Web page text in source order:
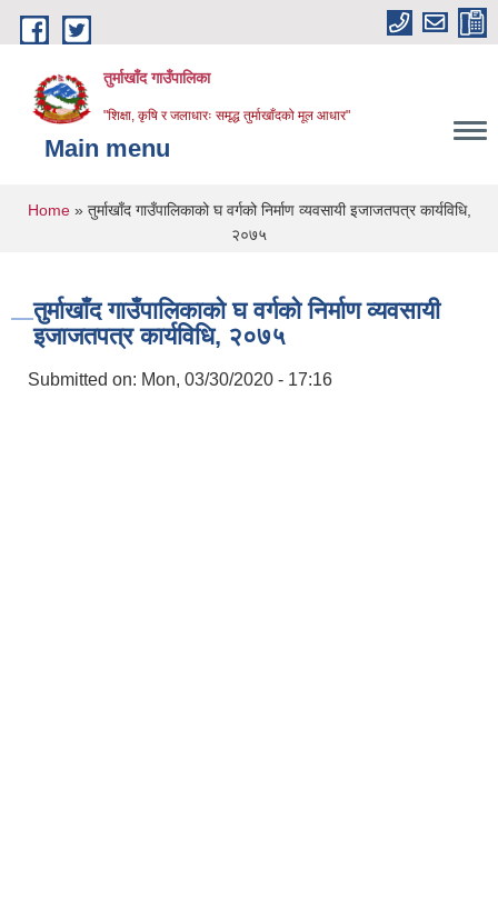
Skip to main content
तुर्माखाँद गाउँपालिका
"शिक्षा, कृषि र जलाधारः समृद्ध तुर्माखाँदको मूल आधार"
Main menu
You are here
Home» तुर्माखाँद गाउँपालिकाको घ वर्गको निर्माण व्यवसायी इजाजतपत्र कार्यविधि,
२०७५
तुर्माखाँद गाउँपालिकाको घ वर्गको निर्माण व्यवसायी
इजाजतपत्र कार्यविधि, २०७५
Submitted on: Mon, 03/30/2020 - 17:16